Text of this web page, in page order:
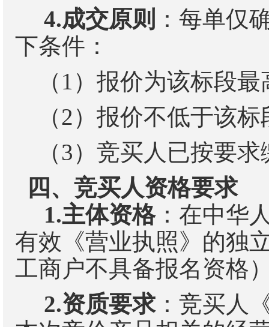
4.成交原则 ： 每单仅
下条件：
（ 1 ）报价为该标段最
（2）报价不低于该
（3）竞买人已按要
四、竞买人资格要求
1.主体资格：在中华
有效《营业执照》的独
工商户不具备报名资格
2.资质要求：竞买人